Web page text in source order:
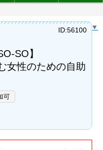
Select Language ▼
SO】
女性のための自助
可
ID:56100